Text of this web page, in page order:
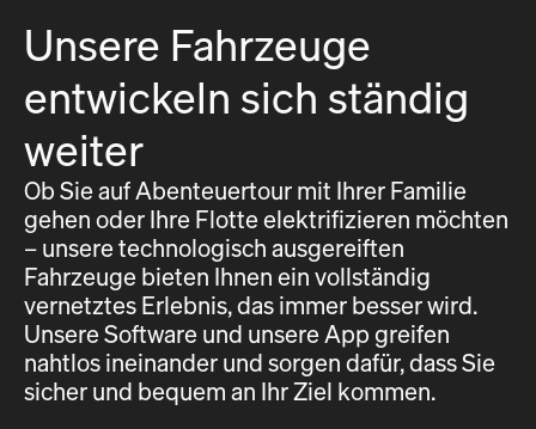
Unsere Fahrzeuge
entwickeln sich ständig
weiter
Ob Sie auf Abenteuertour mit Ihrer Familie
gehen oder Ihre Flotte elektrifizieren möchten
– unsere technologisch ausgereiften
Fahrzeuge bieten Ihnen ein vollständig
vernetztes Erlebnis, das immer besser wird.
Unsere Software und unsere App greifen
nahtlos ineinander und sorgen dafür, dass Sie
sicher und bequem an Ihr Ziel kommen.